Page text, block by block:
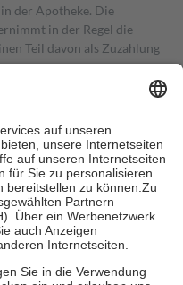
der Apotheke. Die
in der Regel die
Teil davon als Zuzahlung
in Höhe von zehn
mehr als die tatsächlichen
für Online-Apotheken.
beträgt die
zehn Euro je
ihre eigene Gesundheit zu
Familie zu unterstützen,